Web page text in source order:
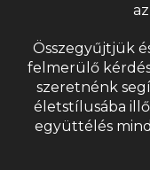
Összegyűjtjük
felmerülő
szeretnénk
életstílusába
együttélés